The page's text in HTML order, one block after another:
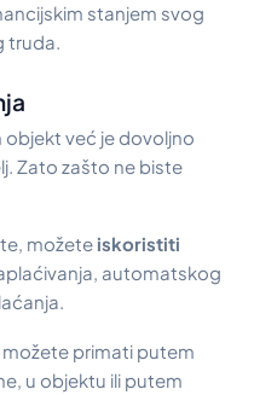
stanjem svog
truda.
objekt već je dovoljno
Zato zašto ne biste
možete iskoristiti
automatskog
primati putem
u objektu ili putem